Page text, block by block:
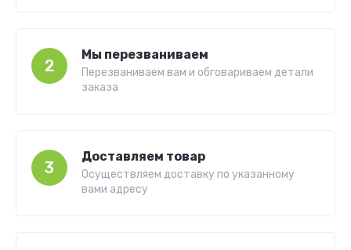
2
Мы перезваниваем
Перезваниваем вам и обговариваем детали
заказа
3
Доставляем товар
Осуществляем доставку по указанному
вами адресу